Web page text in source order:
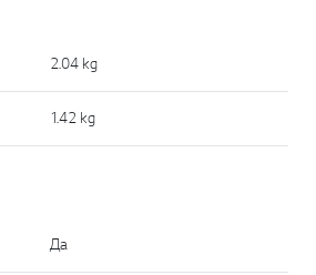
2.04 kg
1.42 kg
Да